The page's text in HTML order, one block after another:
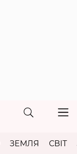
ЗЕМЛЯ СВІТ